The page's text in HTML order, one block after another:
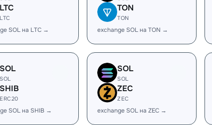
LTC
LTC
SOL на LTC →
TON
TON
exchange SOL на TON →
SOL
SOL
SHIB
ERC20
SOL на SHIB →
SOL
SOL
ZEC
ZEC
exchange SOL на ZEC →